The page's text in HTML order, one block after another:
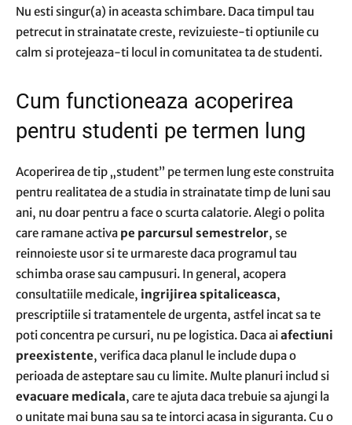
Nu esti singur(a) in aceasta schimbare. Daca timpul tau
petrecut in strainatate creste, revizuieste-ti optiunile cu
calm si protejeaza-ti locul in comunitatea ta de studenti.
Cum functioneaza acoperirea
pentru studenti pe termen lung
Acoperirea de tip „student” pe termen lung este construita
pentru realitatea de a studia in strainatate timp de luni sau
ani, nu doar pentru a face o scurta calatorie. Alegi o polita
care ramane activa pe parcursul semestrelor, se
reinnoieste usor si te urmareste daca programul tau
schimba orase sau campusuri. In general, acopera
consultatiile medicale, ingrijirea spitaliceasca,
prescriptiile si tratamentele de urgenta, astfel incat sa te
poti concentra pe cursuri, nu pe logistica. Daca aiafectiuni
preexistente, verifica daca planul le include dupa o
perioada de asteptare sau cu limite. Multe planuri includ si
evacuare medicala, care te ajuta daca trebuie sa ajungi la
o unitate mai buna sau sa te intorci acasa in siguranta. Cu o